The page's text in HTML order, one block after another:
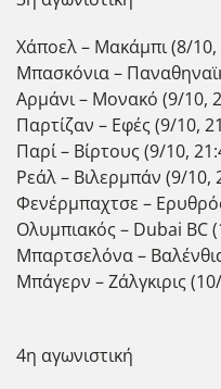
Χάποελ – Μακάμπι (8/10,
Μπασκόνια –
Αρμάνι – Μονακό (9/10,
Παρτίζαν – Εφές (9/10,
Παρί – Βίρτους (9/10,
Ρεάλ – Βιλερμπάν (9/10,
Φενέρμπαχτσε –
Ολυμπιακός – Dubai BC
Μπαρτσελόνα –
Μπάγερν – Ζάλγκιρις
4η αγωνιστική